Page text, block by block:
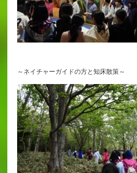
～ネイチャーガイドの方と知床散策～